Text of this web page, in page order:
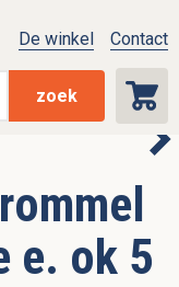
zoek
De winkel Contact
e. ok 5